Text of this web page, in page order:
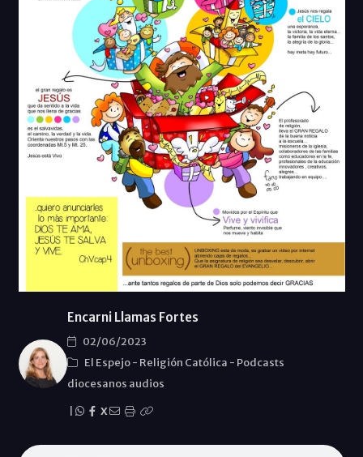
Encarni Llamas Fortes
02/06/2023
El Espejo- Religión Católica - Podcasts
diocesanos audios
X